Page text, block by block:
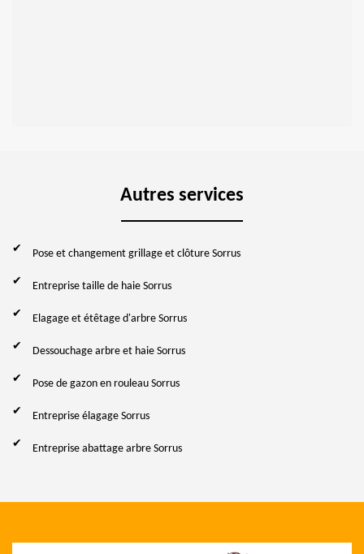
Autres services
Pose et changement grillage et clôture Sorrus
Entreprise taille de haie Sorrus
Elagage et étêtage d'arbre Sorrus
Dessouchage arbre et haie Sorrus
Pose de gazon en rouleau Sorrus
Entreprise élagage Sorrus
Entreprise abattage arbre Sorrus